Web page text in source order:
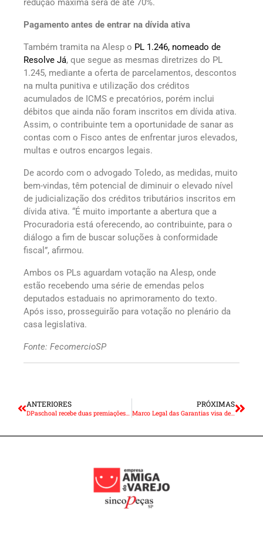
redução máxima será de até 70%.
Pagamento antes de entrar na dívida ativa
Também tramita na Alesp o PL 1.246, nomeado de
Resolve Já, que segue as mesmas diretrizes do PL
1.245, mediante a oferta de parcelamentos, descontos
na multa punitiva e utilização dos créditos
acumulados de ICMS e precatórios, porém inclui
débitos que ainda não foram inscritos em dívida ativa.
Assim, o contribuinte tem a oportunidade de sanar as
contas com o Fisco antes de enfrentar juros elevados,
multas e outros encargos legais.
De acordo com o advogado Toledo, as medidas, muito
bem-vindas, têm potencial de diminuir o elevado nível
de judicialização dos créditos tributários inscritos em
dívida ativa. “É muito importante a abertura que a
Procuradoria está oferecendo, ao contribuinte, para o
diálogo a fim de buscar soluções à conformidade
fiscal”, afirmou.
Ambos os PLs aguardam votação na Alesp, onde
estão recebendo uma série de emendas pelos
deputados estaduais no aprimoramento do texto.
Após isso, prosseguirão para votação no plenário da
casa legislativa.
Fonte: FecomercioSP
ANTERIORES
DPaschoal recebe duas premiações de excelência no atendimento ao cliente
PRÓXIMAS
Marco Legal das Garantias visa destravar acesso ao crédito